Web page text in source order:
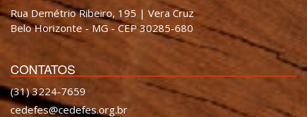
Rua Demétrio Ribeiro, 195 | Vera Cruz
Belo Horizonte - MG - CEP 30285-680
CONTATOS
(31) 3224-7659
cedefes@cedefes.org.br